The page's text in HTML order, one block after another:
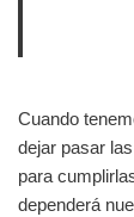
Cuando
dejar pasar
para
dependerá